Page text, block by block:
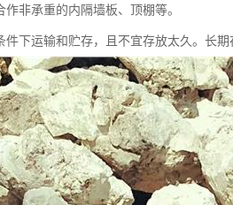
非承重的内隔墙板、顶棚等。
下运输和贮存，且不宜存放太久。长